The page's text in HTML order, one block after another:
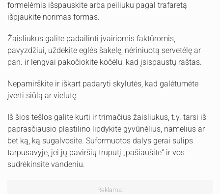
formelėmis išspauskite arba peiliuku pagal trafaretą
išpjaukite norimas formas.
Žaisliukus galite padailinti įvairiomis faktūromis,
pavyzdžiui, uždėkite eglės šakelę, nėriniuotą servetėlę ar
pan. ir lengvai pakočiokite kočėlu, kad įsispaustų raštas.
Nepamirškite ir iškart padaryti skylutės, kad galėtumėte
įverti siūlą ar vielutę.
Iš šios tešlos galite kurti ir trimačius žaisliukus, t.y. tarsi iš
paprasčiausio plastilino lipdykite gyvūnėlius, namelius ar
bet ką, ką sugalvosite. Suformuotos dalys gerai sulips
tarpusavyje, jei jų paviršių truputį „pašiaušite“ ir vos
sudrėkinsite vandeniu.
Reklama: